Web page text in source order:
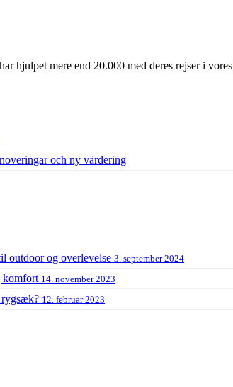
hjulpet mere end 20.000 med deres rejser i vores
och ny värdering
outdoor og overlevelse 3. september 2024
komfort 14. november 2023
rygsæk? 12. februar 2023